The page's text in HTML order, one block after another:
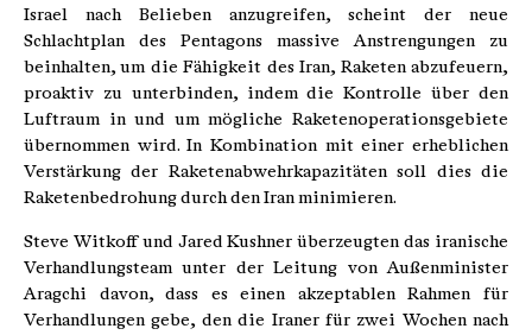
Israel nach Belieben anzugreifen, scheint der neue
Schlachtplan des Pentagons massive Anstrengungen zu
beinhalten, um die Fähigkeit des Iran, Raketen abzufeuern,
proaktiv zu unterbinden, indem die Kontrolle über den
Luftraum in und um mögliche Raketenoperationsgebiete
übernommen wird. In Kombination mit einer erheblichen
Verstärkung der Raketenabwehrkapazitäten soll dies die
Raketenbedrohung durch den Iran minimieren.
Steve Witkoff und Jared Kushner überzeugten das iranische
Verhandlungsteam unter der Leitung von Außenminister
Aragchi davon, dass es einen akzeptablen Rahmen für
Verhandlungen gebe, den die Iraner für zwei Wochen nach